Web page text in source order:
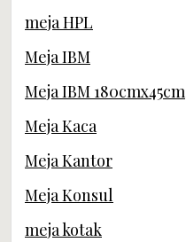
meja HPL
Meja IBM
Meja IBM 180cmx45cm
Meja Kaca
Meja Kantor
Meja Konsul
meja kotak